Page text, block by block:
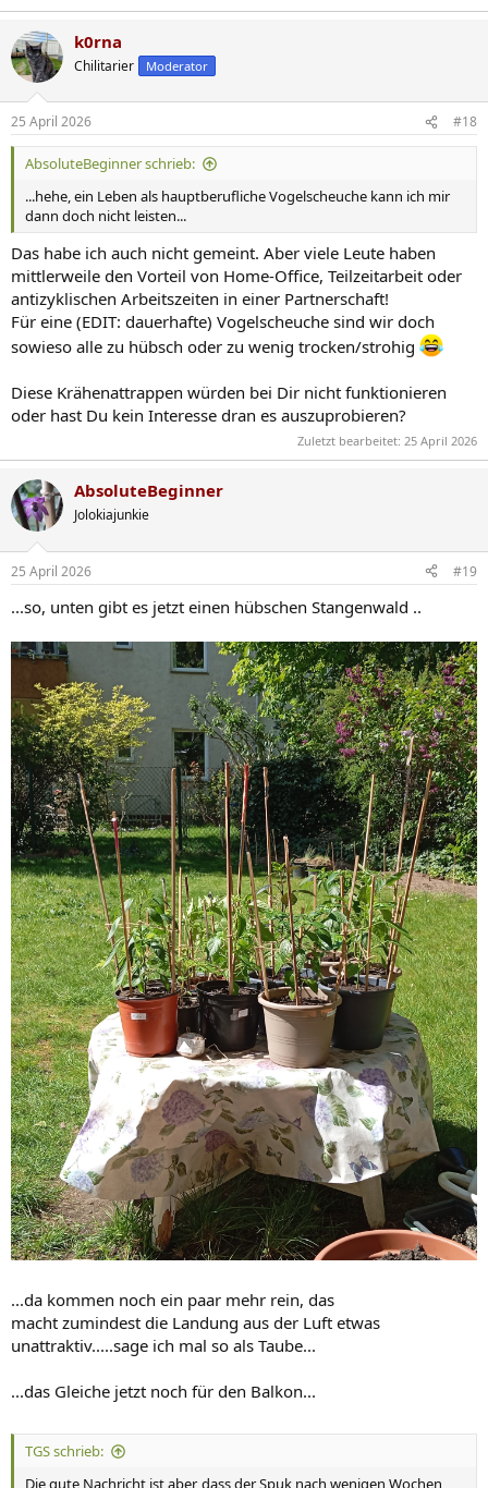
k0rna
Chilitarier Moderator
25 April 2026 #18
AbsoluteBeginner schrieb:
...hehe, ein Leben als hauptberufliche Vogelscheuche kann ich mir
dann doch nicht leisten...
Das habe ich auch nicht gemeint. Aber viele Leute haben
mittlerweile den Vorteil von Home-Office, Teilzeitarbeit oder
antizyklischen Arbeitszeiten in einer Partnerschaft!
Für eine (EDIT: dauerhafte) Vogelscheuche sind wir doch
sowieso alle zu hübsch oder zu wenig trocken/strohig
Diese Krähenattrappen würden bei Dir nicht funktionieren
oder hast Du kein Interesse dran es auszuprobieren?
Zuletzt bearbeitet: 25 April 2026
AbsoluteBeginner
Jolokiajunkie
25 April 2026 #19
...so, unten gibt es jetzt einen hübschen Stangenwald ..
...da kommen noch ein paar mehr rein, das
macht zumindest die Landung aus der Luft etwas
unattraktiv.....sage ich mal so als Taube...
...das Gleiche jetzt noch für den Balkon...
TGS schrieb: